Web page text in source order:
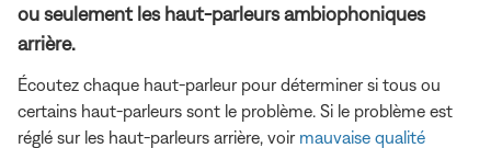
ou seulement les haut-parleurs ambiophoniques
arrière.
Écoutez chaque haut-parleur pour déterminer si tous ou
certains haut-parleurs sont le problème. Si le problème est
réglé sur les haut-parleurs arrière, voir mauvaise qualité